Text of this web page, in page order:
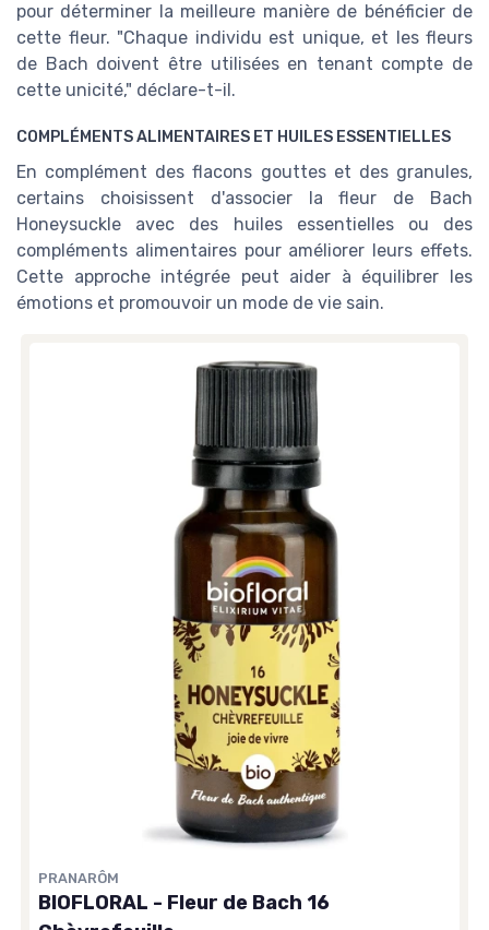
pour déterminer la meilleure manière de bénéficier de
cette fleur. "Chaque individu est unique, et les fleurs
de Bach doivent être utilisées en tenant compte de
cette unicité," déclare-t-il.
COMPLÉMENTS ALIMENTAIRES ET HUILES ESSENTIELLES
En complément des flacons gouttes et des granules,
certains choisissent d'associer la fleur de Bach
Honeysuckle avec des huiles essentielles ou des
compléments alimentaires pour améliorer leurs effets.
Cette approche intégrée peut aider à équilibrer les
émotions et promouvoir un mode de vie sain.
PRANARÔM
BIOFLORAL - Fleur de Bach 16